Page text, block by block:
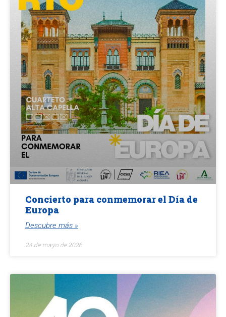
Concierto para conmemorar el Día de
Europa
Descubre más »
24 de mayo de 2026